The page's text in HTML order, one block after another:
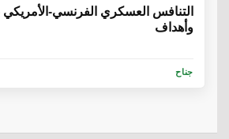
التنافس العسكري الفرنسي-
وأهداف
جناح